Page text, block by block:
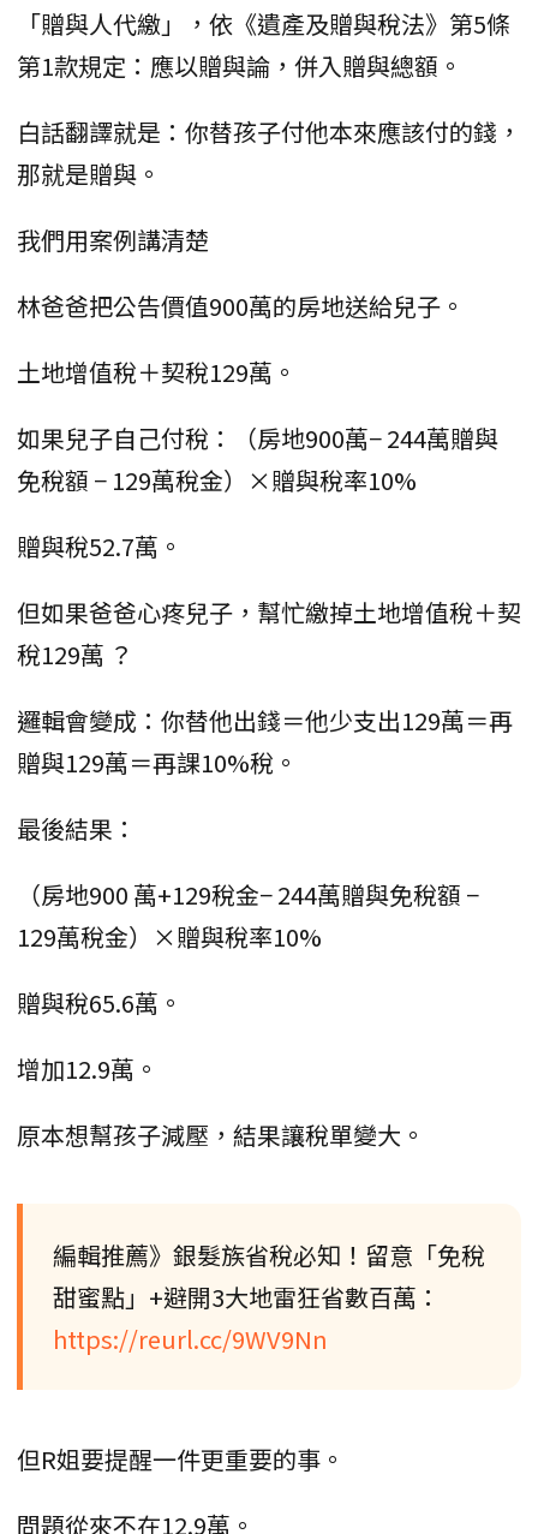
「贈與人代繳」，依《遺產及贈與稅法》第5條
第1款規定：應以贈與論，併入贈與總額。
白話翻譯就是：你替孩子付他本來應該付的錢，
那就是贈與。
我們用案例講清楚
林爸爸把公告價值900萬的房地送給兒子。
土地增值稅＋契稅129萬。
如果兒子自己付稅：（房地900萬− 244萬贈與
免稅額 − 129萬稅金）×贈與稅率10%
贈與稅52.7萬。
但如果爸爸心疼兒子，幫忙繳掉土地增值稅＋契
稅129萬 ？
邏輯會變成：你替他出錢＝他少支出129萬＝再
贈與129萬＝再課10%稅。
最後結果：
（房地900 萬+129稅金− 244萬贈與免稅額 −
129萬稅金）×贈與稅率10%
贈與稅65.6萬。
增加12.9萬。
原本想幫孩子減壓，結果讓稅單變大。
編輯推薦》銀髮族省稅必知！留意「免稅
甜蜜點」+避開3大地雷狂省數百萬：
https://reurl.cc/9WV9Nn
但R姐要提醒一件更重要的事。
問題從來不在12.9萬。